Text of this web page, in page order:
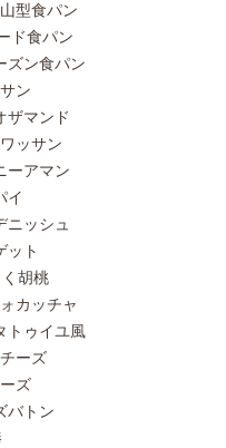
型食パン
ド食パン
ズン食パン
ン
マンド
ッサン
ーアマン
イ
ッシュ
ット
胡桃
カッチャ
トゥイユ風
ーズ
ズ
バトン